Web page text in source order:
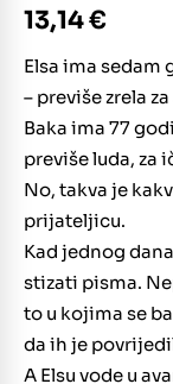
13,14€
Elsa ima sedam
– previše zrela
Baka ima 77
previše luda, za
No, takva je
prijateljicu.
Kad jednog
stizati pisma.
to u kojima se
da ih je
A Elsu vode u